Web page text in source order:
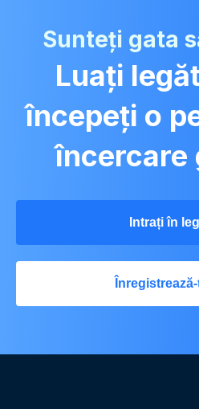
Sunteți gata
Luați
începeți o
încercare
Intrați în